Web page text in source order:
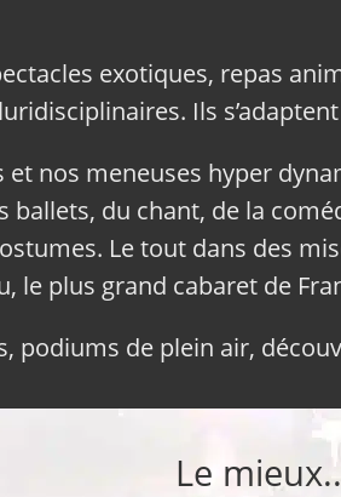
exotiques, repas
Ils
nos meneuses hyper
du chant, de la
Le tout dans des
le plus grand cabaret de
podiums de plein air,
Le